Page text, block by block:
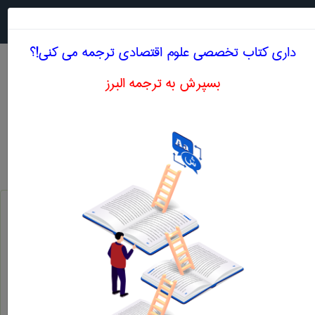
معادل انگلیسی بودجه سرمایه ای
داری کتاب تخصصی علوم اقتصادی ترجمه می کنی!؟
بسپرش به ترجمه البرز